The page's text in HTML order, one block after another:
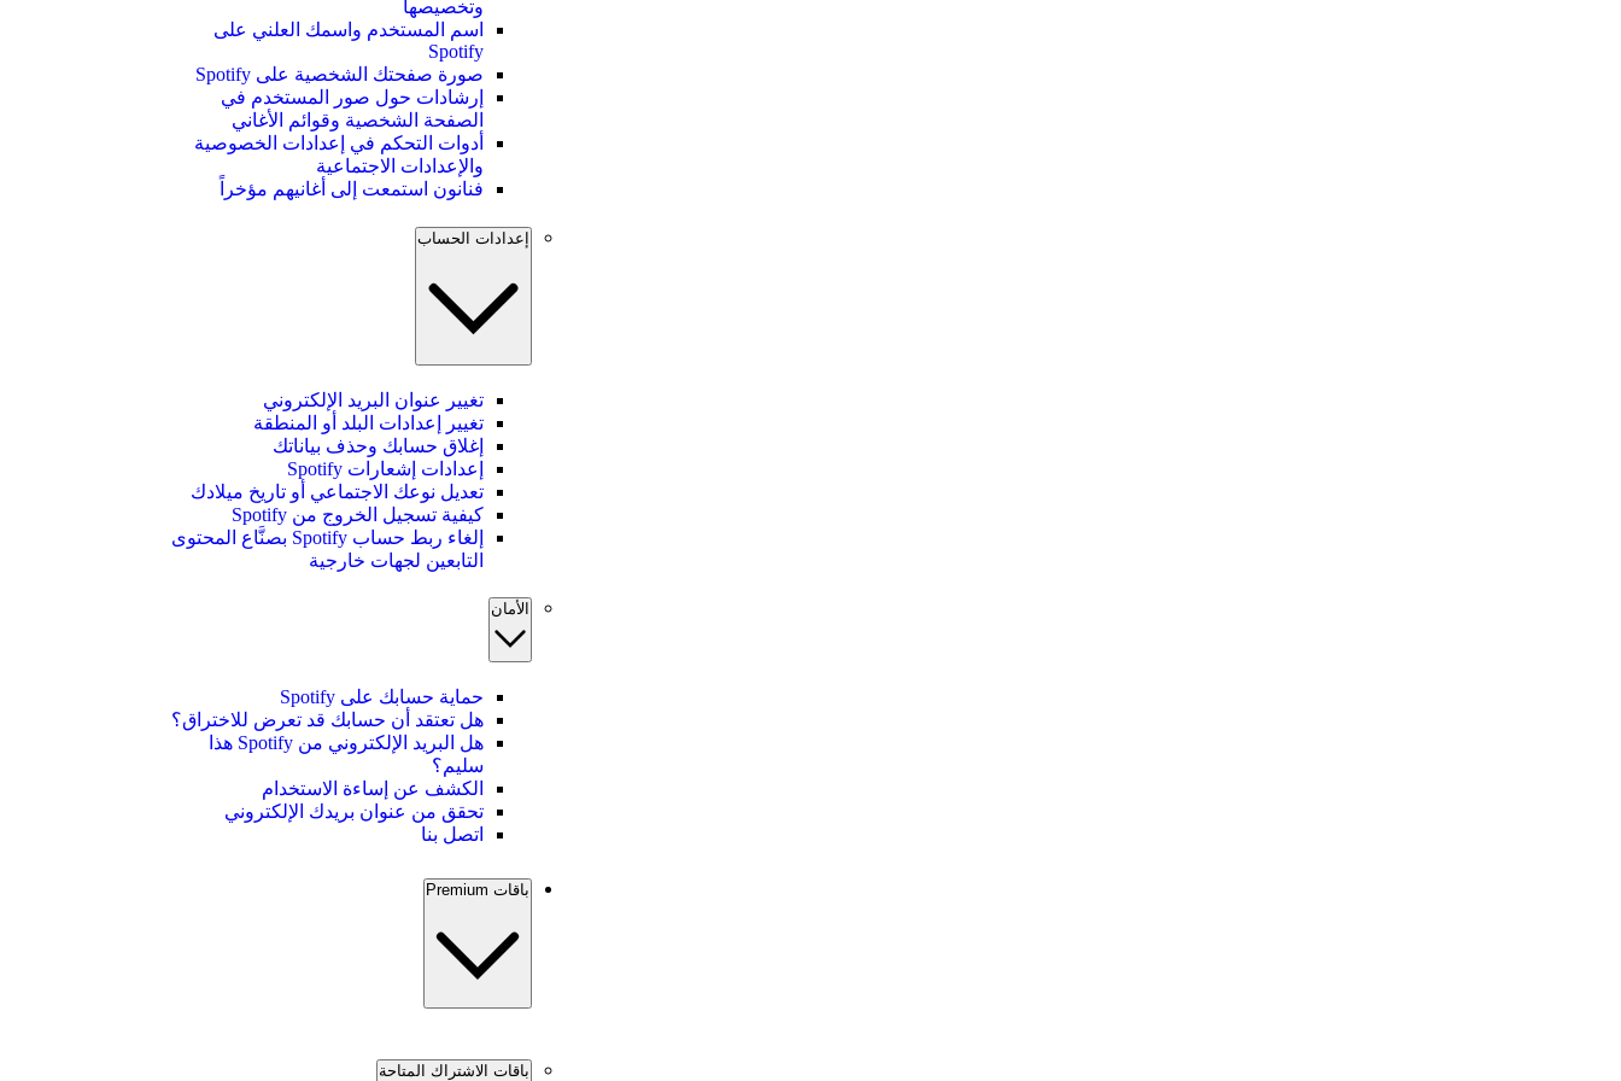
وتخصيصها
اسم المستخدم واسمك العلني على
Spotify
صورة صفحتك الشخصية على Spotify
إرشادات حول صور المستخدم في
الصفحة الشخصية وقوائم الأغاني
أدوات التحكم في إعدادات الخصوصية
والإعدادات الاجتماعية
فنانون استمعت إلى أغانيهم مؤخراً
إعدادات الحساب
تغيير عنوان البريد الإلكتروني
تغيير إعدادات البلد أو المنطقة
إغلاق حسابك وحذف بياناتك
إعدادات إشعارات Spotify
تعديل نوعك الاجتماعي أو تاريخ ميلادك
كيفية تسجيل الخروج من Spotify
إلغاء ربط حساب Spotify بصنَّاع المحتوى
التابعين لجهات خارجية
الأمان
حماية حسابك على Spotify
هل تعتقد أن حسابك قد تعرض للاختراق؟
هل البريد الإلكتروني من Spotify هذا
سليم؟
الكشف عن إساءة الاستخدام
تحقق من عنوان بريدك الإلكتروني
اتصل بنا
باقات Premium
باقات الاشتراك المتاحة